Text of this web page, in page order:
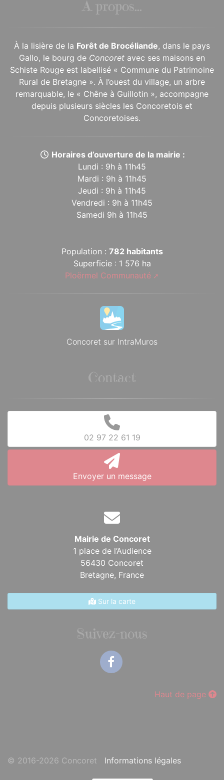
À propos...
À la lisière de la Forêt de Brocéliande, dans le pays
Gallo, le bourg de Concoret avec ses maisons en
Schiste Rouge est labellisé « Commune du Patrimoine
Rural de Bretagne ». À l’ouest du village, un arbre
remarquable, le « Chêne à Guillotin », accompagne
depuis plusieurs siècles les Concoretois et
Concoretoises.
Horaires d’ouverture de la mairie :
Lundi : 9h à 11h45
Mardi : 9h à 11h45
Jeudi : 9h à 11h45
Vendredi : 9h à 11h45
Samedi 9h à 11h45
Population : 782 habitants
Superficie : 1 576 ha
Ploërmel Communauté
Concoret sur IntraMuros
Contact
02 97 22 61 19
Envoyer un message
Mairie de Concoret
1 place de l’Audience
56430 Concoret
Bretagne, France
Sur la carte
Suivez-nous
Haut de page
© 2016-2026 Concoret Informations légales